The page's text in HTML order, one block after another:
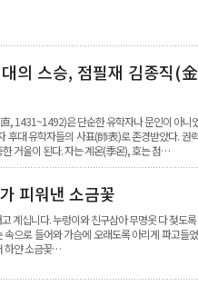
의 스승, 점필재 김종직(
, 1431~1492)은 단순한 유학자나 문인이 아니
후대 유학자들의 사표(師表)로 존경받았다. 권
거울이 된다. 자는 계온(季온), 호는 점…
피워낸 소금꽃
계십니다. 누렁이와 친구삼아 무명옷 다 젖도
으로 들어와 가슴에 오래도록 아리게 파고들
하얀 소금꽃…